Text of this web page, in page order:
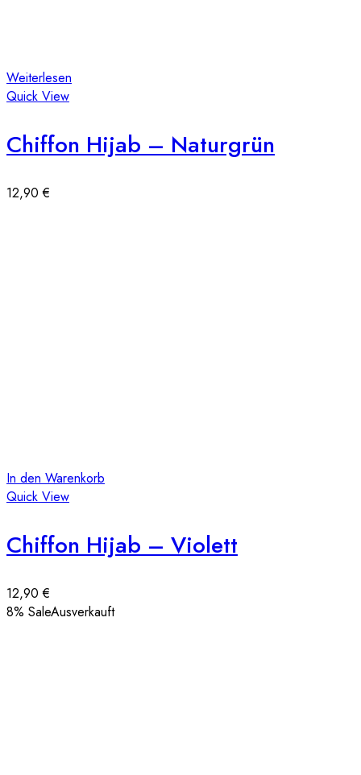
Weiterlesen
Quick View
Chiffon Hijab – Naturgrün
12,90€
In den Warenkorb
Quick View
Chiffon Hijab – Violett
12,90€
8% SaleAusverkauft